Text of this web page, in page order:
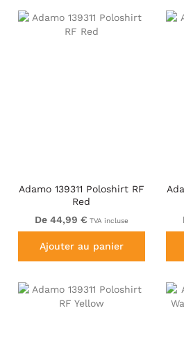
Adamo 139311 Poloshirt RF
Red
De 44,99 € TVA incluse
Ajouter au panier